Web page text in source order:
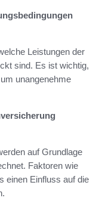
Leistungen der
sind. Es ist wichtig,
unangenehme
auf Grundlage
Faktoren wie
einen Einfluss auf die